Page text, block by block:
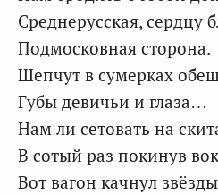
Среднерусская, сердцу
Подмосковная сторона.
Шепчут в сумерках
Губы девичьи и глаза…
Нам ли сетовать на
В сотый раз покинув
Вот вагон качнул